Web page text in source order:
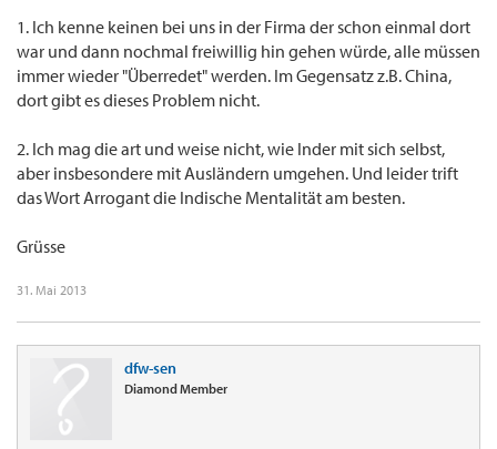
1. Ich kenne keinen bei uns in der Firma der schon einmal dort
war und dann nochmal freiwillig hin gehen würde, alle müssen
immer wieder "Überredet" werden. Im Gegensatz z.B. China,
dort gibt es dieses Problem nicht.
2. Ich mag die art und weise nicht, wie Inder mit sich selbst,
aber insbesondere mit Ausländern umgehen. Und leider trift
das Wort Arrogant die Indische Mentalität am besten.
Grüsse
31. Mai 2013
dfw-sen
Diamond Member